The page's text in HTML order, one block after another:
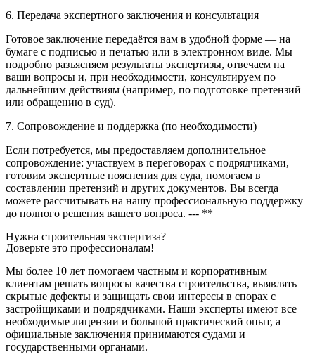
6. Передача экспертного заключения и консультация
Готовое заключение передаётся вам в удобной форме — на
бумаге с подписью и печатью или в электронном виде. Мы
подробно разъясняем результаты экспертизы, отвечаем на
ваши вопросы и, при необходимости, консультируем по
дальнейшим действиям (например, по подготовке претензий
или обращению в суд).
7. Сопровождение и поддержка (по необходимости)
Если потребуется, мы предоставляем дополнительное
сопровождение: участвуем в переговорах с подрядчиками,
готовим экспертные пояснения для суда, помогаем в
составлении претензий и других документов. Вы всегда
можете рассчитывать на нашу профессиональную поддержку
до полного решения вашего вопроса. --- **
Нужна строительная экспертиза?
Доверьте это профессионалам!
Мы более 10 лет помогаем частным и корпоративным
клиентам решать вопросы качества строительства, выявлять
скрытые дефекты и защищать свои интересы в спорах с
застройщиками и подрядчиками. Наши эксперты имеют все
необходимые лицензии и большой практический опыт, а
официальные заключения принимаются судами и
государственными органами.